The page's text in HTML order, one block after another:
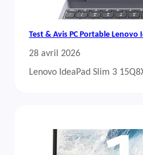
Test & Avis PC Portable Lenovo
28 avril 2026
Lenovo IdeaPad Slim 3